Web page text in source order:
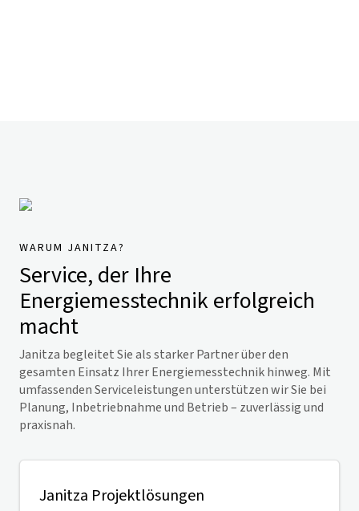
WARUM JANITZA?
Service, der Ihre
Energiemesstechnik erfolgreich
macht
Janitza begleitet Sie als starker Partner über den
gesamten Einsatz Ihrer Energiemesstechnik hinweg. Mit
umfassenden Serviceleistungen unterstützen wir Sie bei
Planung, Inbetriebnahme und Betrieb – zuverlässig und
praxisnah.
Janitza Projektlösungen